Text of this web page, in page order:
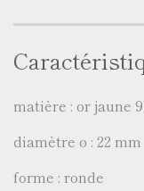
matière : or jaune
diamètre ø : 22 mm
forme : ronde